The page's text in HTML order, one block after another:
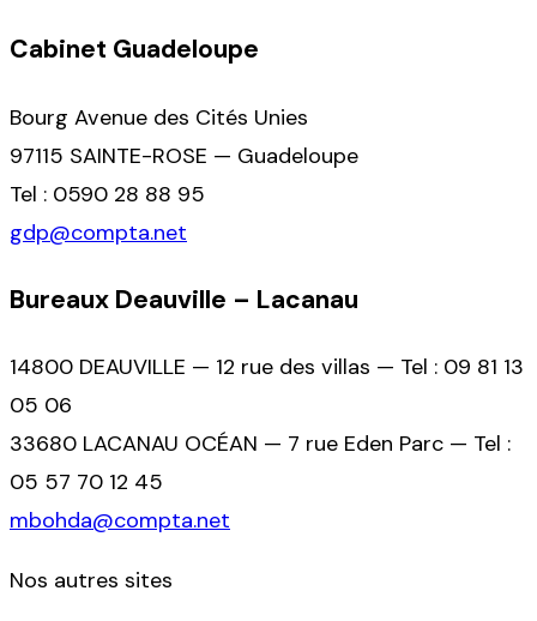
Cabinet Guadeloupe
Bourg Avenue des Cités Unies
97115 SAINTE-ROSE — Guadeloupe
Tel : 0590 28 88 95
gdp@compta.net
Bureaux Deauville – Lacanau
14800 DEAUVILLE — 12 rue des villas — Tel : 09 81 13
05 06
33680 LACANAU OCÉAN — 7 rue Eden Parc — Tel :
05 57 70 12 45
mbohda@compta.net
Nos autres sites